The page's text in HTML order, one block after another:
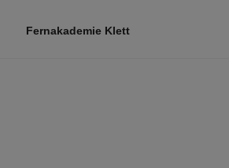
Fernakademie Klett